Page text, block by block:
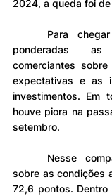
2024, a queda foi de
ponderadas
comerciantes
expectativas e as
investimentos. Em
houve piora na
setembro.
sobre as condições
72,6 pontos. Dentro